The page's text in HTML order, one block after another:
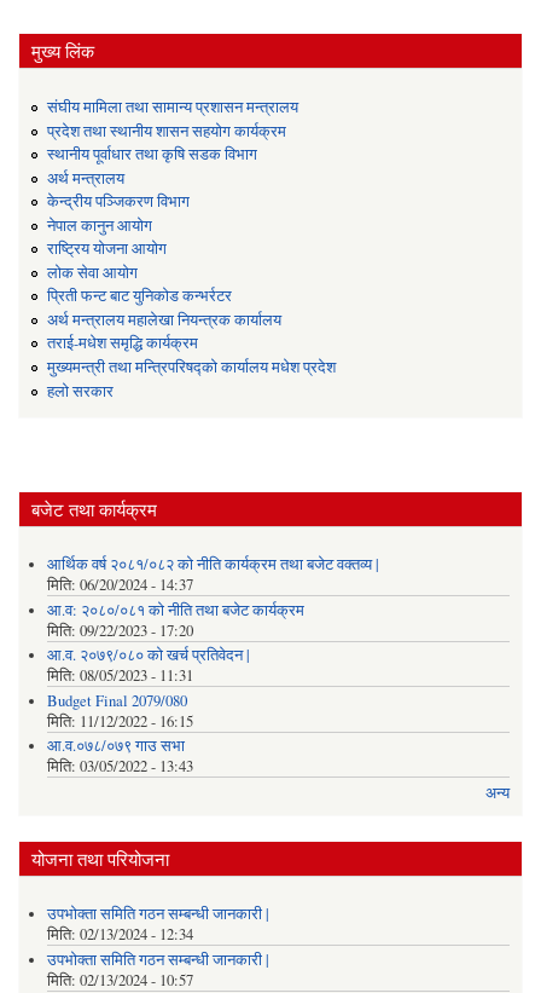
मुख्य लिंक
संघीय मामिला तथा सामान्य प्रशासन मन्त्रालय
प्रदेश तथा स्थानीय शासन सहयोग कार्यक्रम
स्थानीय पूर्वाधार तथा कृषि सडक विभाग
अर्थ मन्त्रालय
केन्द्रीय पञ्जिकरण विभाग
नेपाल कानुन आयोग
राष्ट्रिय योजना आयोग
लोक सेवा आयोग
प्रिती फन्ट बाट युनिकोड कन्भर्रटर
अर्थ मन्त्रालय महालेखा नियन्त्रक कार्यालय
तराई-मधेश समृद्धि कार्यक्रम
मुख्यमन्त्री तथा मन्त्रिपरिषद्को कार्यालय मधेश प्रदेश
हलो सरकार
बजेट तथा कार्यक्रम
आर्थिक वर्ष २०८१/०८२ को नीति कार्यक्रम तथा बजेट वक्तव्य |
मिति: 06/20/2024 - 14:37
आ.व: २०८०/०८१ को नीति तथा बजेट कार्यक्रम
मिति: 09/22/2023 - 17:20
आ.व. २०७९/०८० को खर्च प्रतिवेदन |
मिति: 08/05/2023 - 11:31
Budget Final 2079/080
मिति: 11/12/2022 - 16:15
आ.व.०७८/०७९ गाउ सभा
मिति: 03/05/2022 - 13:43
अन्य
योजना तथा परियोजना
उपभोक्ता समिति गठन सम्बन्धी जानकारी |
मिति: 02/13/2024 - 12:34
उपभोक्ता समिति गठन सम्बन्धी जानकारी |
मिति: 02/13/2024 - 10:57